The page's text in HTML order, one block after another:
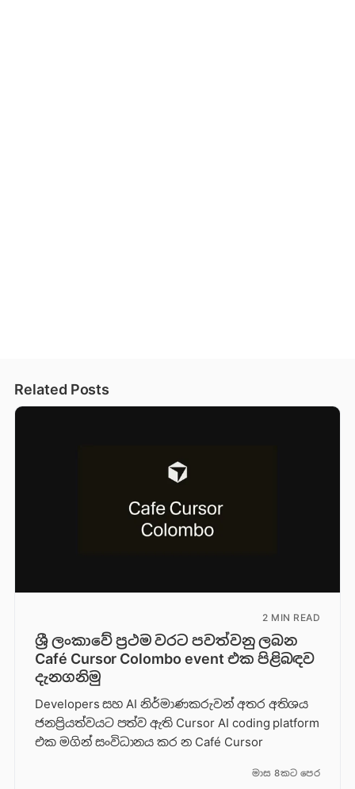
Related Posts
2 MIN READ
ශ්‍රී ලංකාවේ ප්‍රථම වරට පවත්වනු ලබන
Café Cursor Colombo event එක පිළිබඳව
දැනගනිමු
Developers සහ AI නිර්මාණකරුවන් අතර අතිශය
ජනප්‍රියත්වයට පත්ව ඇති Cursor AI coding platform
එක මගින් සංවිධානය කර න Café Cursor
මාස 8කට පෙර